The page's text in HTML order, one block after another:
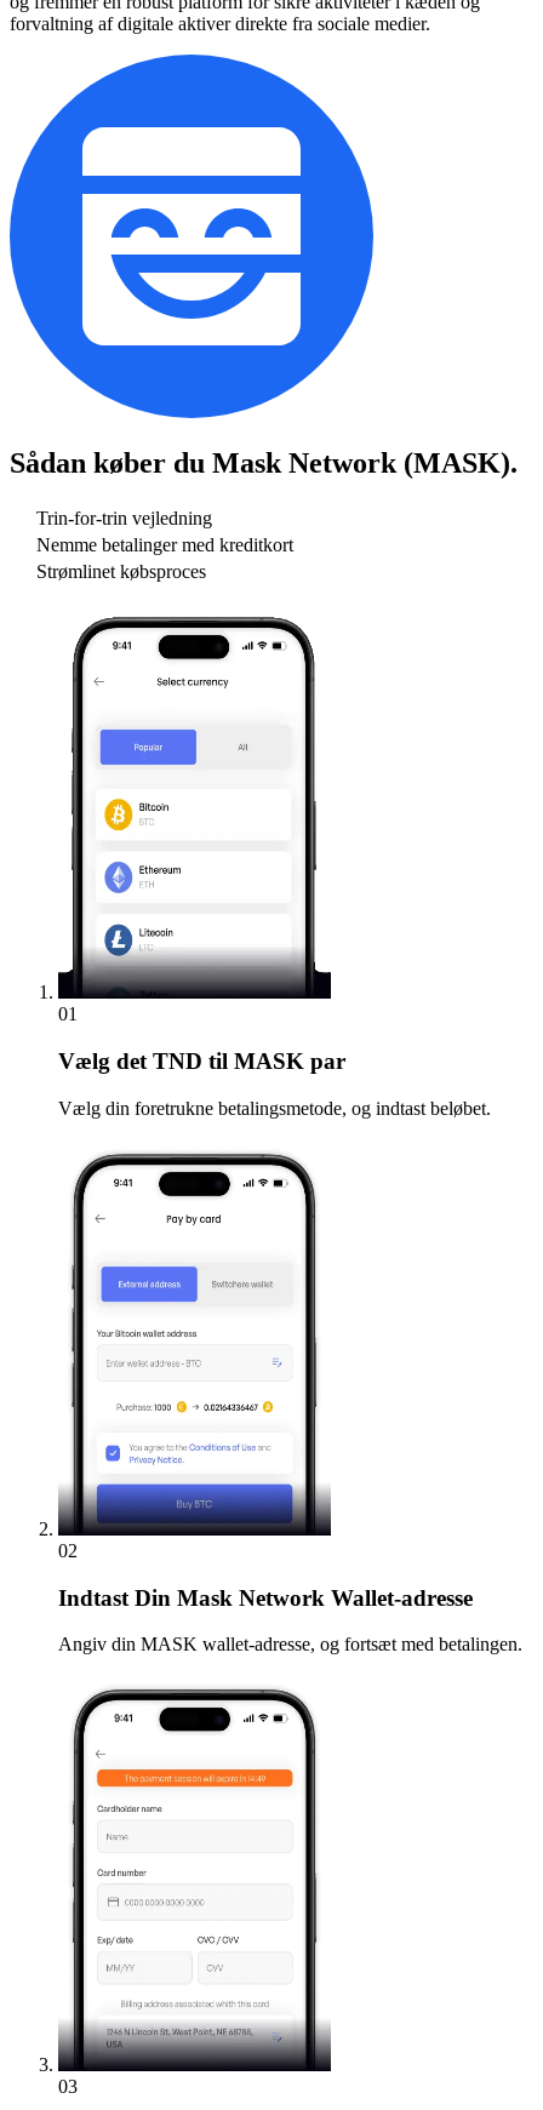
forvaltning af digitale aktiver direkte fra sociale medier.
Sådan køber du Mask Network (MASK).
Trin-for-trin vejledning
Nemme betalinger med kreditkort
Strømlinet købsproces
01
Vælg det TND til MASK par
Vælg din foretrukne betalingsmetode, og indtast beløbet.
02
Indtast Din Mask Network Wallet-adresse
Angiv din MASK wallet-adresse, og fortsæt med betalingen.
03